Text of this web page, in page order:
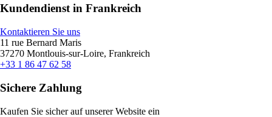
Kundendienst in Frankreich
Kontaktieren Sie uns
11 rue Bernard Maris
37270 Montlouis-sur-Loire, Frankreich
+33 1 86 47 62 58
Sichere Zahlung
Kaufen Sie sicher auf unserer Website ein